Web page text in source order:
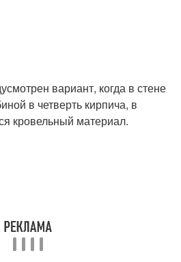
вариант, когда в стене
в четверть кирпича, в
кровельный материал.